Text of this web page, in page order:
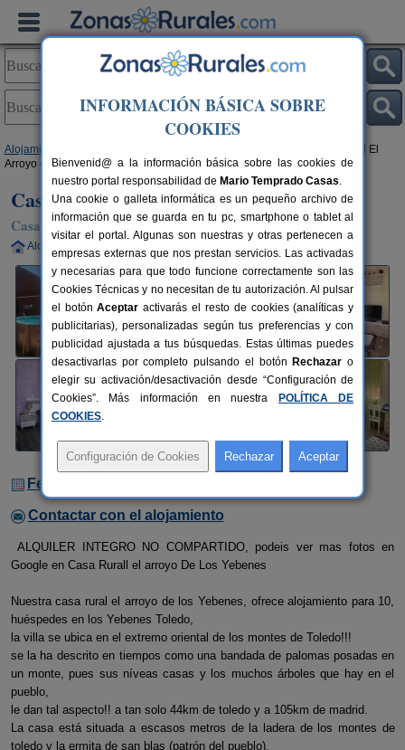
Alojamientos
> Casa Rural El
Arroyo de Los Yébenes
Casa Rural El Arroyo de Los Yébenes
Casa Rural en Los Yébenes (Toledo)
Alquiler completo 43 km de Toledo
Fechas Libres
Contactar con el alojamiento
ALQUILER INTEGRO NO COMPARTIDO, podeis ver mas fotos en
Google en Casa Rurall el arroyo De Los Yebenes
Nuestra casa rural el arroyo de los Yebenes, ofrece alojamiento para 10,
huéspedes en los Yebenes Toledo,
la villa se ubica en el extremo oriental de los montes de Toledo!!!
se la ha descrito en tiempos como una bandada de palomas posadas en
un monte, pues sus níveas casas y los muchos árboles que hay en el
pueblo,
le dan tal aspecto!! a tan solo 44km de toledo y a 105km de madrid.
La casa está situada a escasos metros de la ladera de los montes de
toledo y la ermita de san blas (patrón del pueblo).
INFORMACIÓN BÁSICA SOBRE
COOKIES
Bienvenid@ a la información básica sobre las cookies de
nuestro portal responsabilidad de Mario Temprado Casas.
Una cookie o galleta informática es un pequeño archivo de
información que se guarda en tu pc, smartphone o tablet al
visitar el portal. Algunas son nuestras y otras pertenecen a
empresas externas que nos prestan servicios. Las activadas
y necesarias para que todo funcione correctamente son las
Cookies Técnicas y no necesitan de tu autorización. Al pulsar
el botónAceptar activarás el resto de cookies (analíticas y
publicitarias), personalizadas según tus preferencias y con
publicidad ajustada a tus búsquedas. Estas últimas puedes
desactivarlas por completo pulsando el botón Rechazar o
elegir su activación/desactivación desde “Configuración de
Cookies”. Más información en nuestra
POLÍTICA DE
COOKIES.